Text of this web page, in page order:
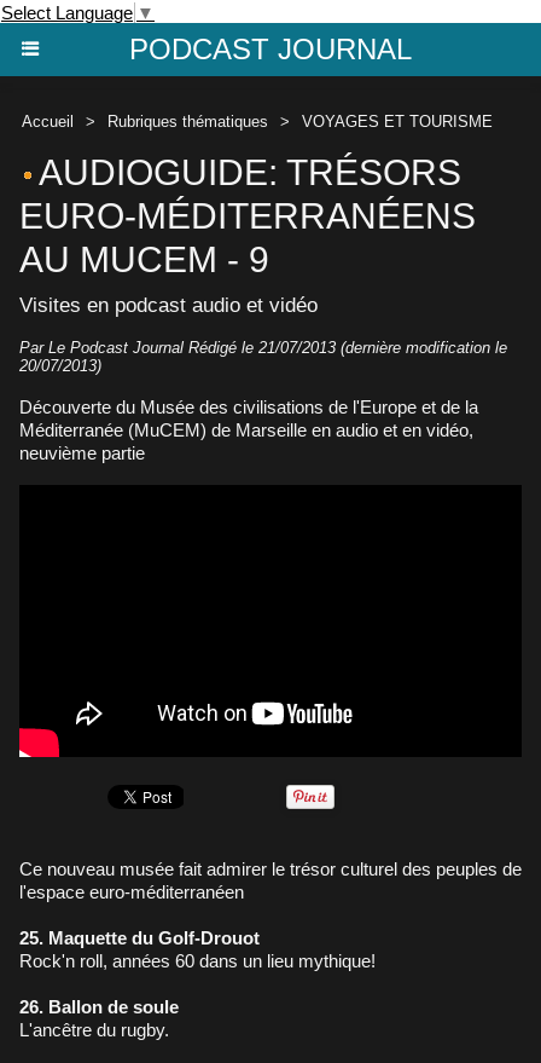
Select Language ▼
PODCAST JOURNAL
Accueil > Rubriques thématiques > VOYAGES ET TOURISME
AUDIOGUIDE: TRÉSORS
EURO-MÉDITERRANÉENS
AU MUCEM - 9
Visites en podcast audio et vidéo
Par Le Podcast Journal Rédigé le 21/07/2013 (dernière modification le
20/07/2013)
Découverte du Musée des civilisations de l'Europe et de la
Méditerranée (MuCEM) de Marseille en audio et en vidéo,
neuvième partie
Ce nouveau musée fait admirer le trésor culturel des peuples de
l'espace euro-méditerranéen
25. Maquette du Golf-Drouot
Rock'n roll, années 60 dans un lieu mythique!
26. Ballon de soule
L'ancêtre du rugby.